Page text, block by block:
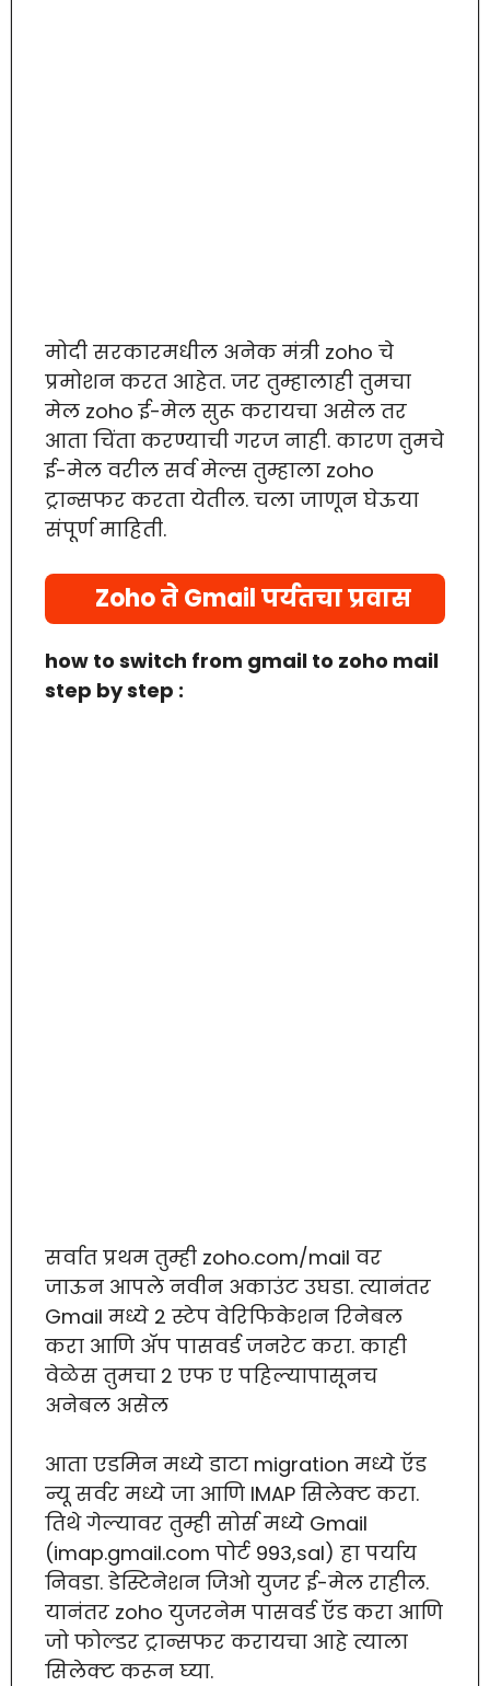
मोदी सरकारमधील अनेक मंत्री zoho चे
प्रमोशन करत आहेत. जर तुम्हालाही तुमचा
मेल zoho ई-मेल सुरू करायचा असेल तर
आता चिंता करण्याची गरज नाही. कारण तुमचे
ई-मेल वरील सर्व मेल्स तुम्हाला zoho
ट्रान्सफर करता येतील. चला जाणून घेऊया
संपूर्ण माहिती.
Zoho ते Gmail पर्यतचा प्रवास
how to switch from gmail to zoho mail
step by step :
सर्वात प्रथम तुम्ही zoho.com/mail वर
जाऊन आपले नवीन अकाउंट उघडा. त्यानंतर
Gmail मध्ये 2 स्टेप वेरिफिकेशन रिनेबल
करा आणि ॲप पासवर्ड जनरेट करा. काही
वेळेस तुमचा 2 एफ ए पहिल्यापासूनच
अनेबल असेल
आता एडमिन मध्ये डाटा migration मध्ये ऍड
न्यू सर्वर मध्ये जा आणि IMAP सिलेक्ट करा.
तिथे गेल्यावर तुम्ही सोर्स मध्ये Gmail
(imap.gmail.com पोर्ट 993,sal) हा पर्याय
निवडा. डेस्टिनेशन जिओ युजर ई-मेल राहील.
यानंतर zoho युजरनेम पासवर्ड ऍड करा आणि
जो फोल्डर ट्रान्सफर करायचा आहे त्याला
सिलेक्ट करून घ्या.